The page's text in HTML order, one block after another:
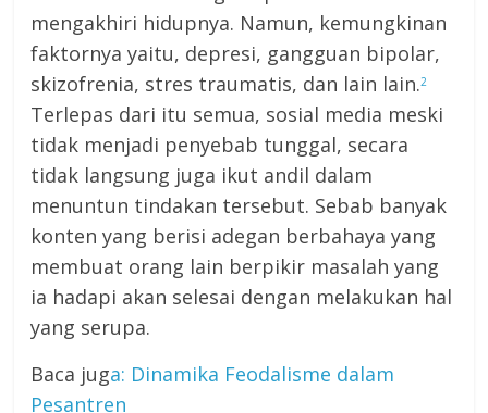
mengakhiri hidupnya. Namun, kemungkinan
faktornya yaitu, depresi, gangguan bipolar,
skizofrenia, stres traumatis, dan lain lain.2
Terlepas dari itu semua, sosial media meski
tidak menjadi penyebab tunggal, secara
tidak langsung juga ikut andil dalam
menuntun tindakan tersebut. Sebab banyak
konten yang berisi adegan berbahaya yang
membuat orang lain berpikir masalah yang
ia hadapi akan selesai dengan melakukan hal
yang serupa.
Baca juga: Dinamika Feodalisme dalam
Pesantren